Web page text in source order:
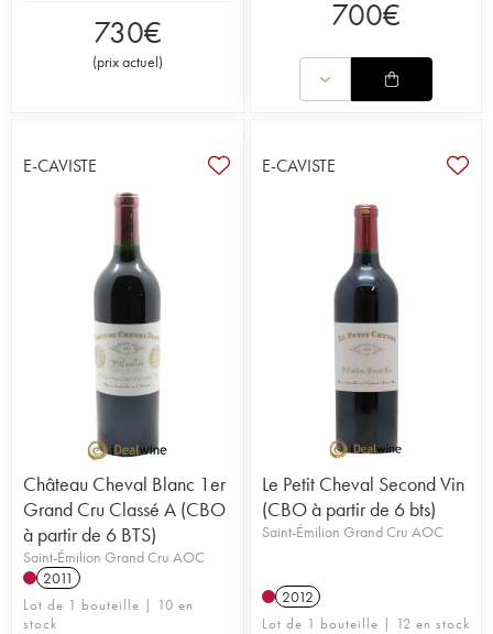
730€
(prix actuel)
700€
E-CAVISTE
Château Cheval Blanc 1er
Grand Cru Classé A (CBO
à partir de 6 BTS)
Saint-Émilion Grand Cru AOC
2011
Lot de 1 bouteille | 10 en
stock
E-CAVISTE
Le Petit Cheval Second Vin
(CBO à partir de 6 bts)
Saint-Émilion Grand Cru AOC
2012
Lot de 1 bouteille | 12 en stock